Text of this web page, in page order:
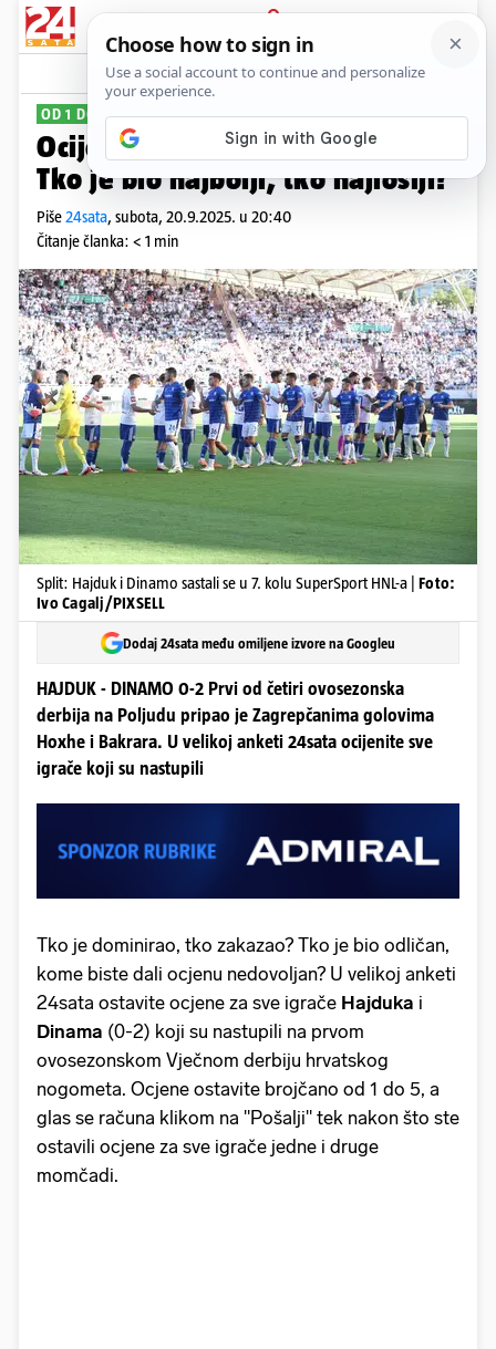
PRIJAVA
Sport Komentari
OD 1 DO 5
Ocijenite sve sudionike derbija:
Tko je bio najbolji, tko najlošiji?
Piše24sata, subota, 20.9.2025. u 20:40
Čitanje članka: < 1 min
Split: Hajduk i Dinamo sastali se u 7. kolu SuperSport HNL-a | Foto:
Ivo Cagalj/PIXSELL
Dodaj 24sata među omiljene izvore na Googleu
HAJDUK - DINAMO 0-2 Prvi od četiri ovosezonska
derbija na Poljudu pripao je Zagrepčanima golovima
Hoxhe i Bakrara. U velikoj anketi 24sata ocijenite sve
igrače koji su nastupili
Tko je dominirao, tko zakazao? Tko je bio odličan,
kome biste dali ocjenu nedovoljan? U velikoj anketi
24sata ostavite ocjene za sve igrače Hajduka i
Dinama (0-2) koji su nastupili na prvom
ovosezonskom Vječnom derbiju hrvatskog
nogometa. Ocjene ostavite brojčano od 1 do 5, a
glas se računa klikom na "Pošalji" tek nakon što ste
ostavili ocjene za sve igrače jedne i druge
momčadi.